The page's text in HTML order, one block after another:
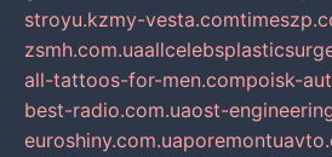
stroyu.kzmy-vesta.com
zsmh.com.ua
all-tattoos-for-men.compoisk-
best-radio.com.uaost-
euroshiny.com.ua